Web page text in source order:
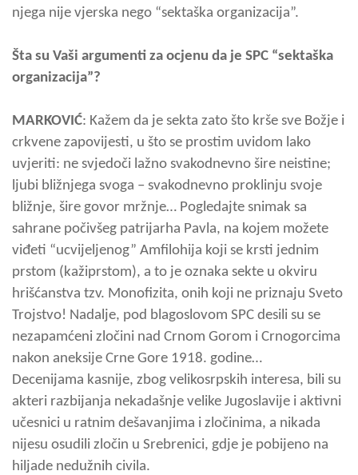
njega nije vjerska nego “sektaška organizacija”.
Šta su Vaši argumenti za ocjenu da je SPC “sektaška
organizacija”?
MARKOVIĆ: Kažem da je sekta zato što krše sve Božje i
crkvene zapovijesti, u što se prostim uvidom lako
uvjeriti: ne svjedoči lažno svakodnevno šire neistine;
ljubi bližnjega svoga – svakodnevno proklinju svoje
bližnje, šire govor mržnje… Pogledajte snimak sa
sahrane počivšeg patrijarha Pavla, na kojem možete
viđeti “ucvijeljenog” Amfilohija koji se krsti jednim
prstom (kažiprstom), a to je oznaka sekte u okviru
hrišćanstva tzv. Monofizita, onih koji ne priznaju Sveto
Trojstvo! Nadalje, pod blagoslovom SPC desili su se
nezapamćeni zločini nad Crnom Gorom i Crnogorcima
nakon aneksije Crne Gore 1918. godine…
Decenijama kasnije, zbog velikosrpskih interesa, bili su
akteri razbijanja nekadašnje velike Jugoslavije i aktivni
učesnici u ratnim dešavanjima i zločinima, a nikada
nijesu osudili zločin u Srebrenici, gdje je pobijeno na
hiljade nedužnih civila.